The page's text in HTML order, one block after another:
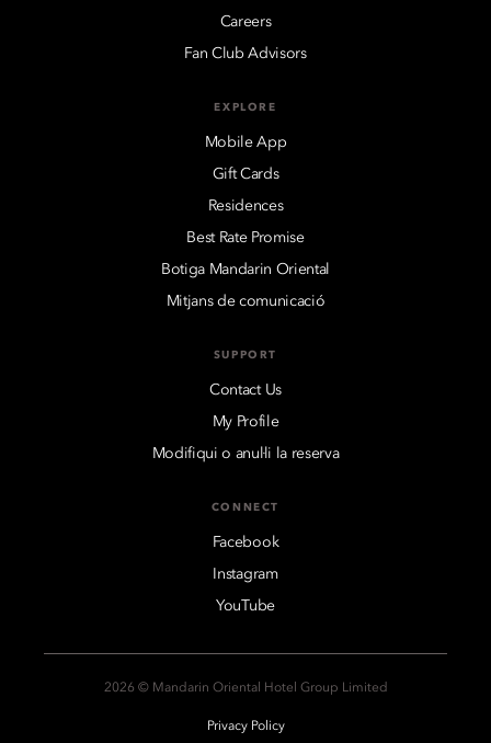
Careers
Fan Club Advisors
EXPLORE
Mobile App
Gift Cards
Residences
Best Rate Promise
Botiga Mandarin Oriental
Mitjans de comunicació
SUPPORT
Contact Us
My Profile
Modifiqui o anul·li la reserva
CONNECT
Facebook
Instagram
YouTube
2026 © Mandarin Oriental Hotel Group Limited
Privacy Policy